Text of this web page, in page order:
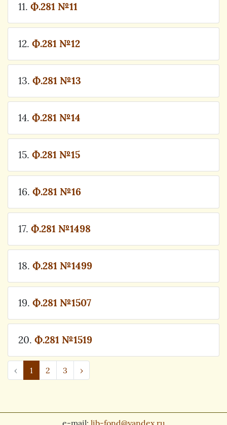
11. Ф.281 №11
12. Ф.281 №12
13. Ф.281 №13
14. Ф.281 №14
15. Ф.281 №15
16. Ф.281 №16
17. Ф.281 №1498
18. Ф.281 №1499
19. Ф.281 №1507
20. Ф.281 №1519
‹ 1 2 3 ›
e-mail: lib-fond@yandex.ru